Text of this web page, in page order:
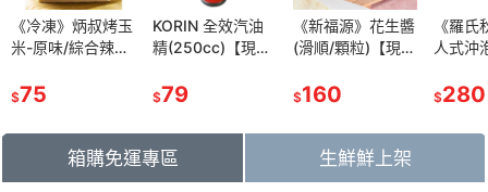
《冷凍》炳叔烤玉
米-原味/綜合辣味
【現貨 附發票】
$75
KORIN 全效汽油
精(250cc)【現貨
$79
《新福源》花生醬
(滑順/顆粒)【現貨
$160
《羅氏
人式沖
【現貨
$280
箱購免運專區 生鮮鮮上架